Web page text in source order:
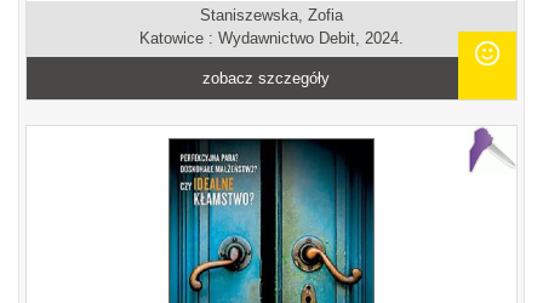
Staniszewska, Zofia
Katowice : Wydawnictwo Debit, 2024.
zobacz szczegóły